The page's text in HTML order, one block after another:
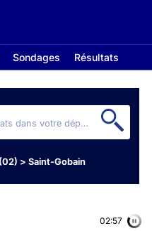
Sondages Résultats
> Saint-Gobain
02:56